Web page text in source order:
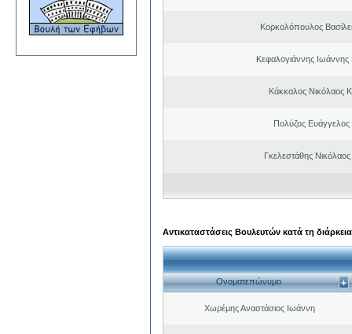
Κορκολόπουλος
Κεφαλογιάννης Ιωάννης
Κάκκαλος Νικόλαος
Πολύζος Ευάγγελος
Γκελεστάθης
Αντικαταστάσεις Βουλευτών κατά τη
Ονοματεπώνυμο
Χωρέμης Αναστάσιος Ιωάννη